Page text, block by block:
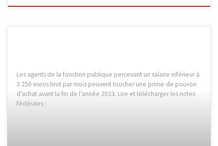
Les agents de la fonction publique percevant un salaire inférieur à
3 250 euros brut par mois peuvent toucher une prime de pouvoir
d’achat avant la fin de l’année 2023. Lire et télécharger les notes
fédérales :